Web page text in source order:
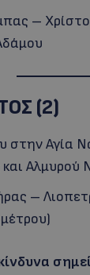
–
(2)
στην Αγία
Αλμυρού
–